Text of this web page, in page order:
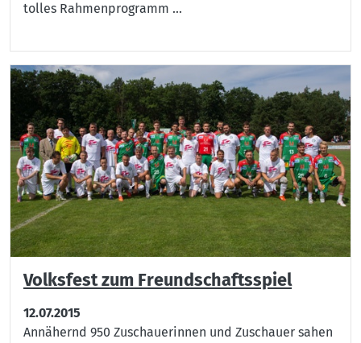
tolles Rahmenprogramm ...
Volksfest zum Freundschaftsspiel
12.07.2015
Annähernd 950 Zuschauerinnen und Zuschauer sahen